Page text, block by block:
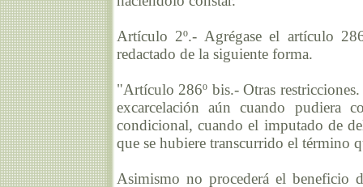
Artículo 2º.- Agrégase el artículo
redactado de la siguiente forma.
"Artículo 286º bis.- Otras
excarcelación aún cuando pudiera
condicional, cuando el imputado de
que se hubiere transcurrido el término
Asimismo no procederá el beneficio